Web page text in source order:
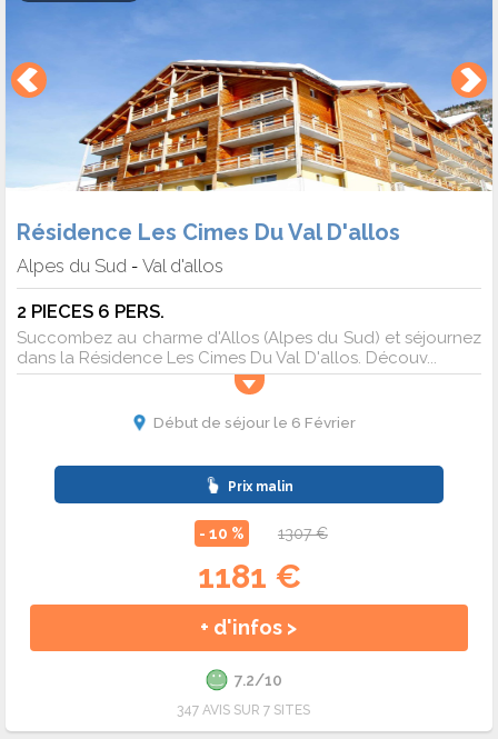
Résidence Les Cimes Du Val D'allos
Alpes du Sud - Val d'allos
2 PIECES 6 PERS.
Succombez au charme d'Allos (Alpes du Sud) et séjournez
dans la Résidence Les Cimes Du Val D'allos. Découv...
Début de séjour le 6 Février
Prix malin
- 10 % 1307 €
1181 €
+ d'infos >
7.2/10
347 AVIS SUR 7 SITES